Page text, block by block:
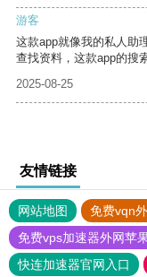
游客
这款app就像我的私人助
查找资料，这款app的搜
2025-08-25
友情链接
网站地图 免费vqn
免费vps加速器外网苹
快连加速器官网入口